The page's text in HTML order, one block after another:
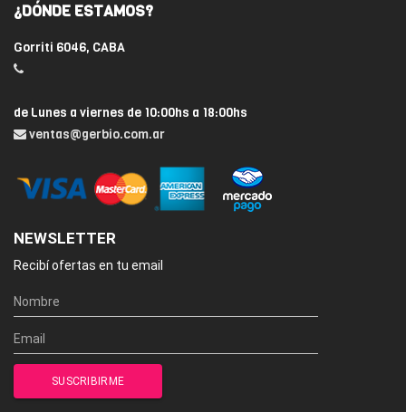
¿DÓNDE ESTAMOS?
Gorriti 6046, CABA
de Lunes a viernes de 10:00hs a 18:00hs
ventas@gerbio.com.ar
NEWSLETTER
Recibí ofertas en tu email